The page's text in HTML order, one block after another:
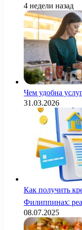
4 недели назад
Чем удобна
31.03.2026
Как получить
Филиппинах:
08.07.2025